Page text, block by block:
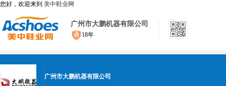
您好，欢迎来到 美中鞋业网
广州市大鹏机器有限公司
18年
广州市大鹏机器有限公司